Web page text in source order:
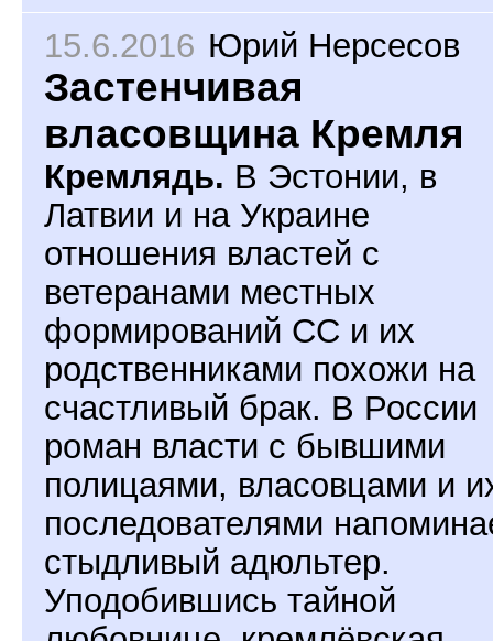
15.6.2016 Юрий Нерсесов
Застенчивая
власовщина Кремля
Кремлядь. В Эстонии, в
Латвии и на Украине
отношения властей с
ветеранами местных
формирований СС и их
родственниками похожи на
счастливый брак. В России
роман власти с бывшими
полицаями, власовцами и
последователями
стыдливый адюльтер.
Уподобившись тайной